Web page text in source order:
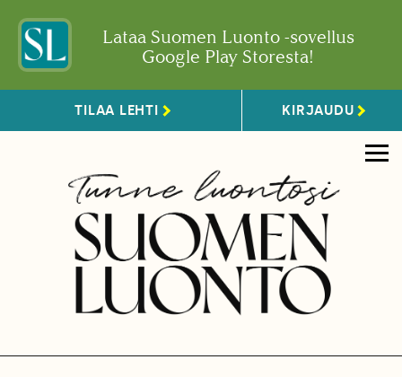
Lataa Suomen Luonto -sovellus
Google Play Storesta!
TILAA LEHTI KIRJAUDU